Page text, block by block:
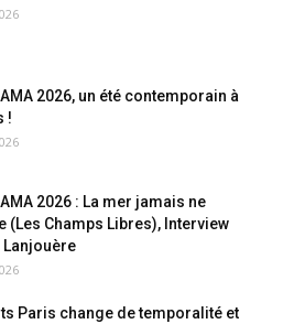
2026, un été contemporain à
!
2026 : La mer jamais ne
(Les Champs Libres), Interview
Lanjouère
Paris change de temporalité et